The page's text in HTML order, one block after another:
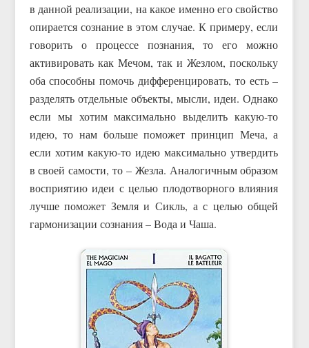
в данной реализации, на какое именно его свойство
опирается сознание в этом случае. К примеру, если
говорить о процессе познания, то его можно
активировать как Мечом, так и Жезлом, поскольку
оба способны помочь дифференцировать, то есть –
разделять отдельные объекты, мысли, идеи. Однако
если мы хотим максимально выделить какую-то
идею, то нам больше поможет принцип Меча, а
если хотим какую-то идею максимально утвердить
в своей самости, то – Жезла. Аналогичным образом
восприятию идеи с целью плодотворного влияния
лучше поможет Земля и Сикль, а с целью общей
гармонизации сознания – Вода и Чаша.